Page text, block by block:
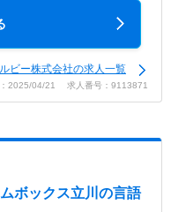
ビー株式会社の求人一覧
2025/04/21 求人番号：9113871
ボックス立川 の言語